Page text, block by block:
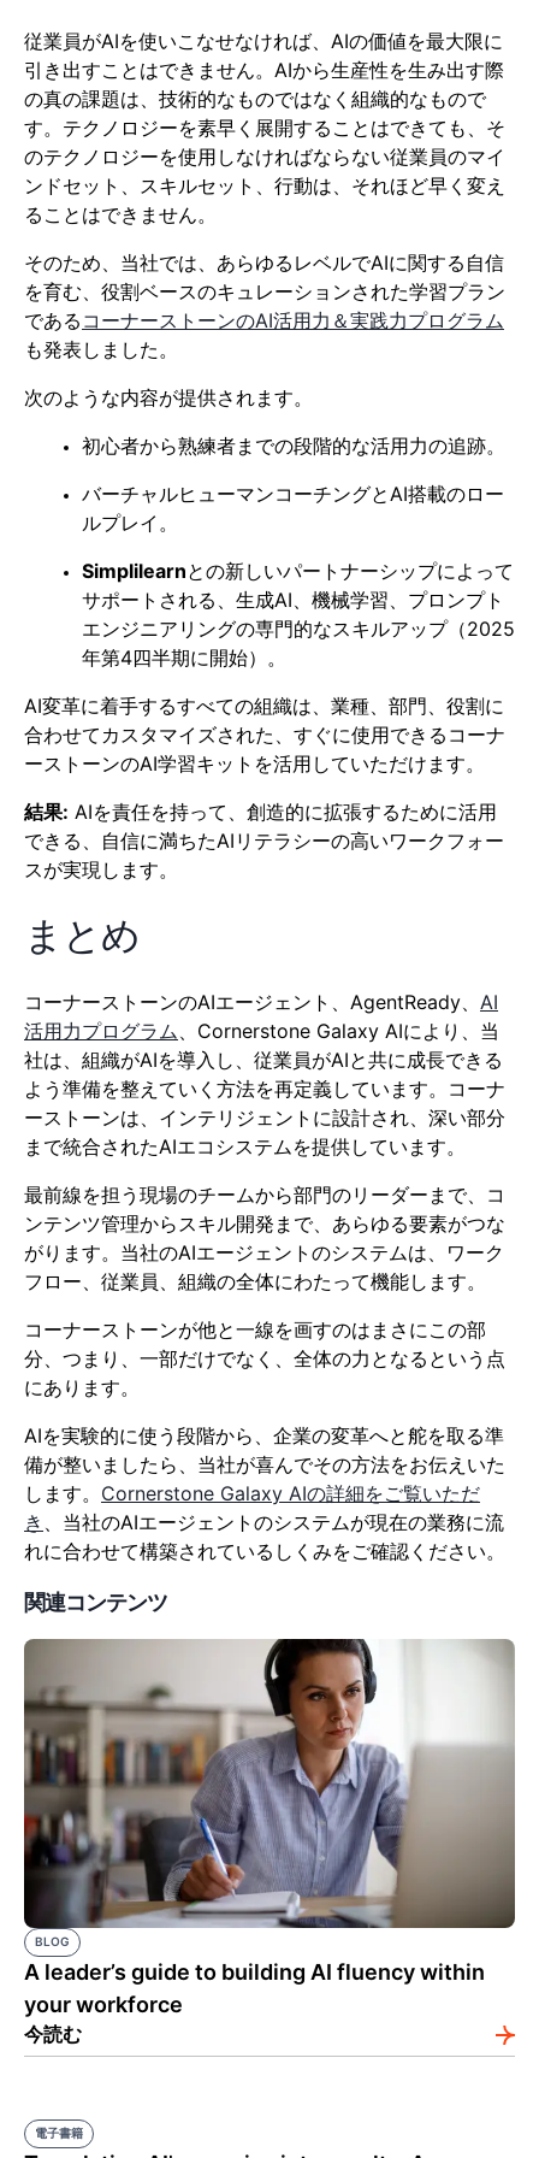
従業員がAIを使いこなせなければ、AIの価値を最大限に
引き出すことはできません。AIから生産性を生み出す際
の真の課題は、技術的なものではなく組織的なもので
す。テクノロジーを素早く展開することはできても、そ
のテクノロジーを使用しなければならない従業員のマイ
ンドセット、スキルセット、行動は、それほど早く変え
ることはできません。
そのため、当社では、あらゆるレベルでAIに関する自信
を育む、役割ベースのキュレーションされた学習プラン
である コーナーストーンのAI活用力＆実践力プログラム
も発表しました。
次のような内容が提供されます。
初心者から熟練者までの段階的な活用力の追跡。
バーチャルヒューマンコーチングとAI搭載のロー
ルプレイ。
Simplilearnとの新しいパートナーシップによって
サポートされる、生成AI、機械学習、プロンプト
エンジニアリングの専門的なスキルアップ（2025
年第4四半期に開始）。
AI変革に着手するすべての組織は、業種、部門、役割に
合わせてカスタマイズされた、すぐに使用できるコーナ
ーストーンのAI学習キットを活用していただけます。
結果: AIを責任を持って、創造的に拡張するために活用
できる、自信に満ちたAIリテラシーの高いワークフォー
スが実現します。
まとめ
コーナーストーンのAIエージェント、AgentReady、 AI
活用力プログラム、Cornerstone Galaxy AIにより、当
社は、組織がAIを導入し、従業員がAIと共に成長できる
よう準備を整えていく方法を再定義しています。コーナ
ーストーンは、インテリジェントに設計され、深い部分
まで統合されたAIエコシステムを提供しています。
最前線を担う現場のチームから部門のリーダーまで、コ
ンテンツ管理からスキル開発まで、あらゆる要素がつな
がります。当社のAIエージェントのシステムは、ワーク
フロー、従業員、組織の全体にわたって機能します。
コーナーストーンが他と一線を画すのはまさにこの部
分、つまり、一部だけでなく、全体の力となるという点
にあります。
AIを実験的に使う段階から、企業の変革へと舵を取る準
備が整いましたら、当社が喜んでその方法をお伝えいた
します。 Cornerstone Galaxy AIの詳細をご覧いただ
き 、当社のAIエージェントのシステムが現在の業務に流
れに合わせて構築されているしくみをご確認ください。
関連コンテンツ
BLOG
A leader’s guide to building AI fluency within
your workforce
今読む
電子書籍